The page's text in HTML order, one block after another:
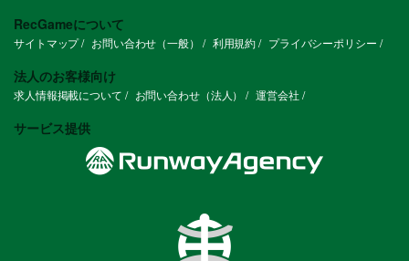
RecGameについて
サイトマップ お問い合わせ（一般） 利用規約 プライバシーポリシー
法人のお客様向け
求人情報掲載について お問い合わせ（法人） 運営会社
サービス提供